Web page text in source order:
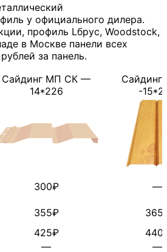
у официального дилера.
профиль Lбрус, Woodstock,
в Москве панели всех
за панель.
Сайдинг МП СК —
14*226
Сайдинг
-
300₽
—
355₽
425₽
—
—